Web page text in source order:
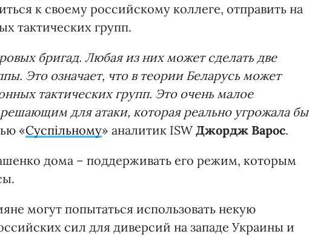
к своему российскому коллеге, отправить на
тактических групп.
бригад. Любая из них может сделать две
Это означает, что в теории Беларусь может
тактических групп. Это очень малое
для атаки, которая реально угрожала бы
«Суспільному» аналитик ISWДжордж Варос.
дома – поддерживать его режим, которым
могут попытаться использовать некую
сил для диверсий на западе Украины и